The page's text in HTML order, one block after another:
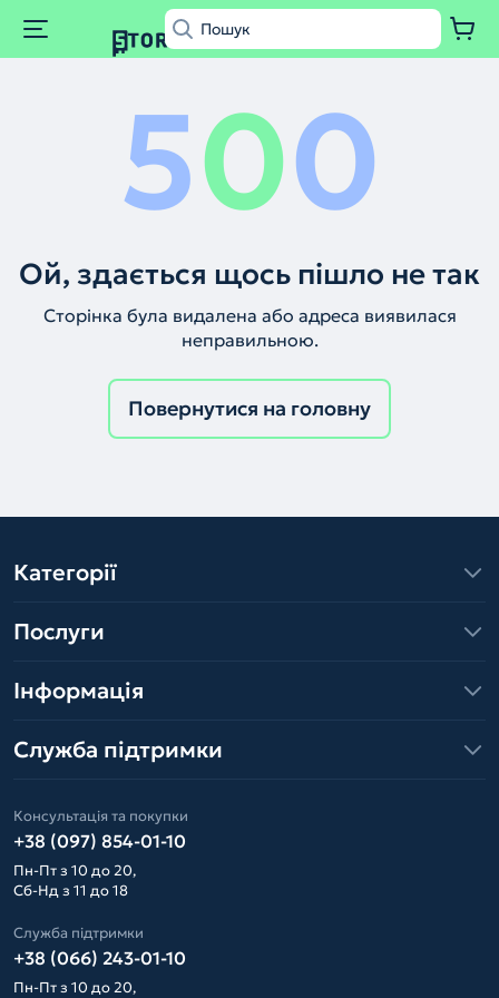
500
Ой, здається щось пішло не так
Сторінка була видалена або адреса виявилася
неправильною.
Повернутися на головну
Категорії
Послуги
Інформація
Служба підтримки
Консультація та покупки
+38 (097) 854-01-10
Пн-Пт з 10 до 20,
Сб-Нд з 11 до 18
Служба підтримки
+38 (066) 243-01-10
Пн-Пт з 10 до 20,